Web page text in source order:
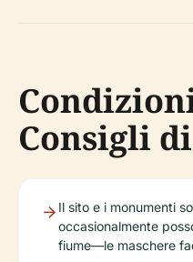
Consigli
Il sito e i monumenti
occasionalmente
fiume—le maschere